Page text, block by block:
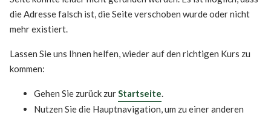
die Adresse falsch ist, die Seite verschoben wurde oder nicht
mehr existiert.
Lassen Sie uns Ihnen helfen, wieder auf den richtigen Kurs zu
kommen:
Gehen Sie zurück zurStartseite.
Nutzen Sie die Hauptnavigation, um zu einer anderen